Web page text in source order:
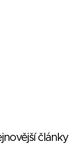
články